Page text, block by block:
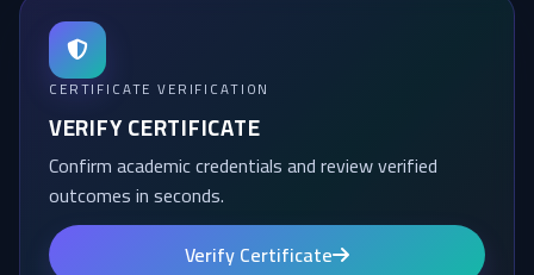
CERTIFICATE VERIFICATION
VERIFY CERTIFICATE
Confirm academic credentials and review verified
outcomes in seconds.
Verify Certificate